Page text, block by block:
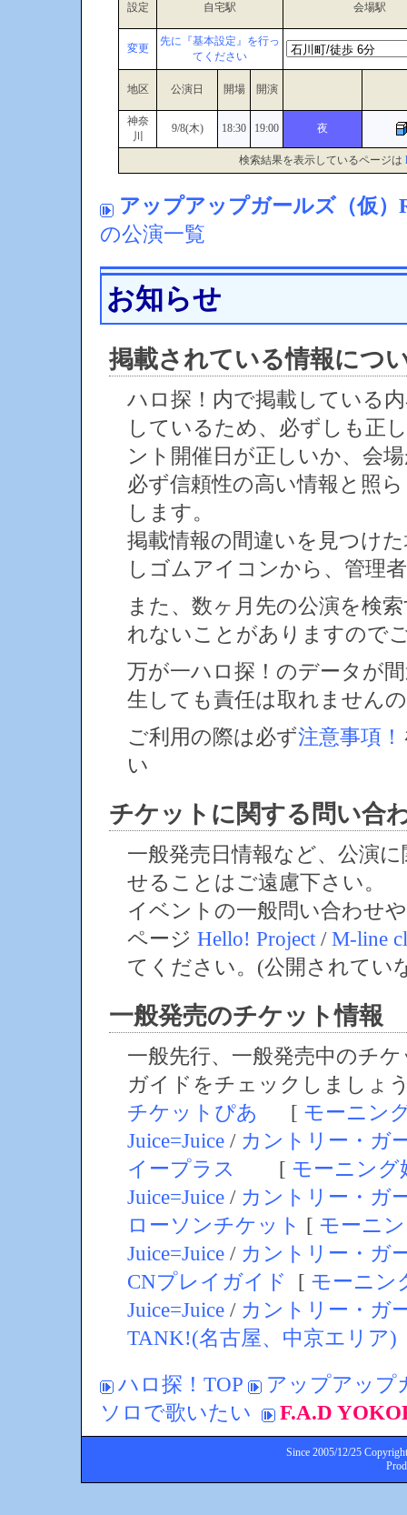
設定 自宅駅 会場駅
変更
先に『基本設定』を行っ
てください
地区 公演日 開場 開演
神奈
川
9/8(木) 18:30 19:00 夜
検索結果を表示しているページは
アップアップガールズ（仮
の公演一覧
お知らせ
掲載されている情報につ
ハロ探！内で掲載している
しているため、必ずしも正
ント開催日が正しいか、会
必ず信頼性の高い情報と照
します。
掲載情報の間違いを見つけ
しゴムアイコンから、管理
また、数ヶ月先の公演を検
れないことがありますので
万が一ハロ探！のデータが
生しても責任は取れません
ご利用の際は必ず注意事項！
い
チケットに関する問い合
一般発売日情報など、公演
せることはご遠慮下さい。
イベントの一般問い合わせ
ページ Hello! Project /M-line
てください。(公開されてい
一般発売のチケット情報
一般先行、一般発売中のチ
ガイドをチェックしましょ
チケットぴあ
[ モーニン
Juice=Juice / カントリー・ガ
イープラス
[ モーニング
Juice=Juice / カントリー・ガ
ローソンチケット [ モーニ
Juice=Juice / カントリー・ガ
CNプレイガイド
[ モーニン
Juice=Juice / カントリー・ガ
TANK!(名古屋、中京エリア)
ハロ探！TOP
アップアップ
ソロで歌いたい
F.A.D
Since 2005/12/25